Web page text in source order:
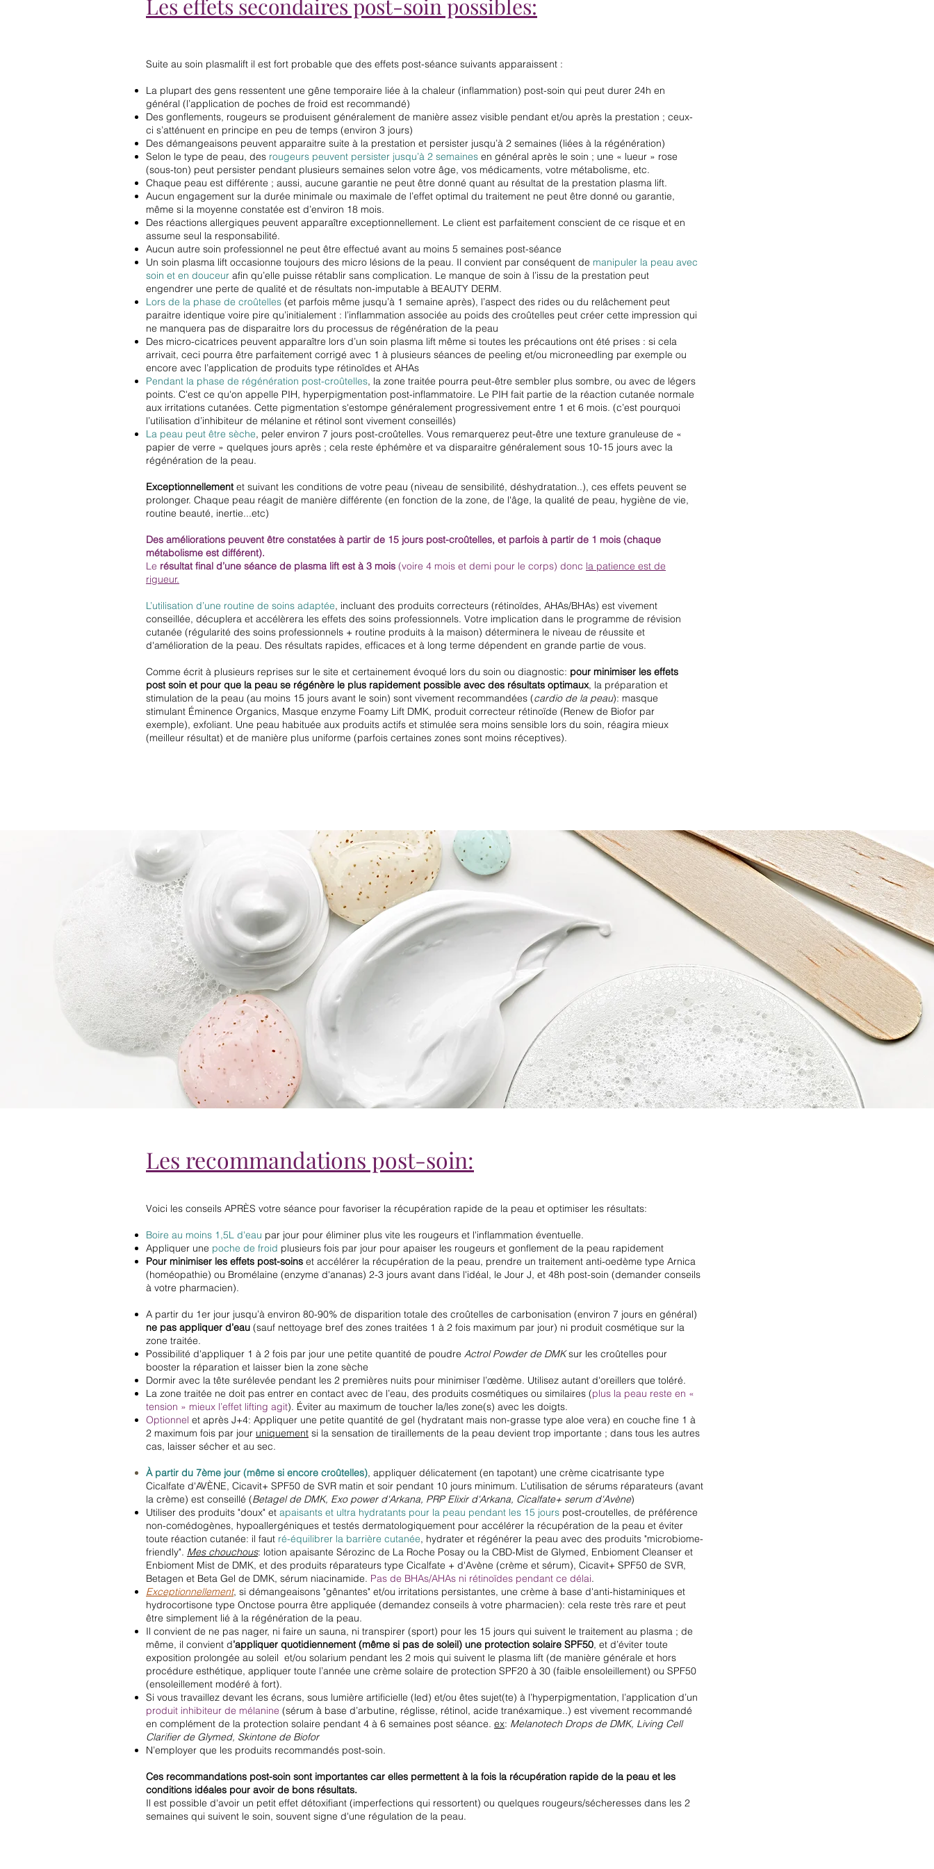
Les effets secondaires post-soin possibles:
Suite au soin plasmalift il est fort probable que des effets post-séance suivants apparaissent :
La plupart des gens ressentent une gêne temporaire liée à la chaleur (inflammation) post-soin qui peut durer 24h en
général (l’application de poches de froid est recommandé)
Des gonflements, rougeurs se produisent généralement de manière assez visible pendant et/ou après la prestation ; ceux-
ci s’atténuent en principe en peu de temps (environ 3 jours)
Des démangeaisons peuvent apparaitre suite à la prestation et persister jusqu’à 2 semaines (liées à la régénération)
Selon le type de peau, des rougeurs peuvent persister jusqu’à 2 semaines en général après le soin ; une « lueur » rose
(sous-ton) peut persister pendant plusieurs semaines selon votre âge, vos médicaments, votre métabolisme, etc.
Chaque peau est différente ; aussi, aucune garantie ne peut être donné quant au résultat de la prestation plasma lift.
Aucun engagement sur la durée minimale ou maximale de l’effet optimal du traitement ne peut être donné ou garantie,
même si la moyenne constatée est d’environ 18 mois.
Des réactions allergiques peuvent apparaître exceptionnellement. Le client est parfaitement conscient de ce risque et en
assume seul la responsabilité.
Aucun autre soin professionnel ne peut être effectué avant au moins 5 semaines post-séance
Un soin plasma lift occasionne toujours des micro lésions de la peau. Il convient par conséquent de manipuler la peau avec
soin et en douceur afin qu’elle puisse rétablir sans complication. Le manque de soin à l’issu de la prestation peut
engendrer une perte de qualité et de résultats non-imputable à BEAUTY DERM.
Lors de la phase de croûtelles (et parfois même jusqu’à 1 semaine après), l’aspect des rides ou du relâchement peut
paraitre identique voire pire qu’initialement : l’inflammation associée au poids des croûtelles peut créer cette impression qui
ne manquera pas de disparaitre lors du processus de régénération de la peau
Des micro-cicatrices peuvent apparaître lors d’un soin plasma lift même si toutes les précautions ont été prises : si cela
arrivait, ceci pourra être parfaitement corrigé avec 1 à plusieurs séances de peeling et/ou microneedling par exemple ou
encore avec l’application de produits type rétinoïdes et AHAs
Pendant la phase de régénération post-croûtelles, la zone traitée pourra peut-être sembler plus sombre, ou avec de légers
points. C'est ce qu'on appelle PIH, hyperpigmentation post-inflammatoire. Le PIH fait partie de la réaction cutanée normale
aux irritations cutanées. Cette pigmentation s'estompe généralement progressivement entre 1 et 6 mois. (c’est pourquoi
l’utilisation d’inhibiteur de mélanine et rétinol sont vivement conseillés)
La peau peut être sèche, peler environ 7 jours post-croûtelles. Vous remarquerez peut-être une texture granuleuse de «
papier de verre » quelques jours après ; cela reste éphémère et va disparaitre généralement sous 10-15 jours avec la
régénération de la peau.
Exceptionnellementet suivant les conditions de votre peau (niveau de sensibilité, déshydratation..), ces effets peuvent se
prolonger. Chaque peau réagit de manière différente (en fonction de la zone, de l'âge, la qualité de peau, hygiène de vie,
routine beauté, inertie...etc)
Des améliorations peuvent être constatées à partir de 15 jours post-croûtelles, et parfois à partir de 1 mois (chaque
métabolisme est différent).
Le résultat final d’une séance de plasma lift est à 3 mois (voire 4 mois et demi pour le corps) donc la patience est de
rigueur.
L’utilisation d’une routine de soins adaptée, incluant des produits correcteurs (rétinoïdes, AHAs/BHAs) est vivement
conseillée, décuplera et accélèrera les effets des soins professionnels. Votre implication dans le programme de révision
cutanée (régularité des soins professionnels + routine produits à la maison) déterminera le niveau de réussite et
d'amélioration de la peau. Des résultats rapides, efficaces et à long terme dépendent en grande partie de vous.
Comme écrit à plusieurs reprises sur le site et certainement évoqué lors du soin ou diagnostic: pour minimiser les effets
post soin et pour que la peau se régénère le plus rapidement possible avec des résultats optimaux, la préparation et
stimulation de la peau (au moins 15 jours avant le soin) sont vivement recommandées (cardio de la peau): masque
stimulant Éminence Organics, Masque enzyme Foamy Lift DMK, produit correcteur rétinoïde (Renew de Biofor par
exemple), exfoliant. Une peau habituée aux produits actifs et stimulée sera moins sensible lors du soin, réagira mieux
(meilleur résultat) et de manière plus uniforme (parfois certaines zones sont moins réceptives).
Les recommandations post-soin:
Voici les conseils APRÈS votre séance pour favoriser la récupération rapide de la peau et optimiser les résultats:
Boire au moins 1,5L d'eau par jour pour éliminer plus vite les rougeurs et l'inflammation éventuelle.
Appliquer une poche de froid plusieurs fois par jour pour apaiser les rougeurs et gonflement de la peau rapidement
Pour minimiser les effets post-soins et accélérer la récupération de la peau, prendre un traitement anti-oedème type Arnica
(homéopathie) ou Bromélaine (enzyme d'ananas) 2-3 jours avant dans l'idéal, le Jour J, et 48h post-soin (demander conseils
à votre pharmacien).
A partir du 1er jour jusqu’à environ 80-90% de disparition totale des croûtelles de carbonisation (environ 7 jours en général)
ne pas appliquer d’eau (sauf nettoyage bref des zones traitées 1 à 2 fois maximum par jour) ni produit cosmétique sur la
zone traitée.
Possibilité d'appliquer 1 à 2 fois par jour une petite quantité de poudre Actrol Powder de DMKsur les croûtelles pour
booster la réparation et laisser bien la zone sèche
Dormir avec la tête surélevée pendant les 2 premières nuits pour minimiser l’œdème. Utilisez autant d'oreillers que toléré.
La zone traitée ne doit pas entrer en contact avec de l’eau, des produits cosmétiques ou similaires (plus la peau reste en «
tension » mieux l’effet lifting agit). Éviter au maximum de toucher la/les zone(s) avec les doigts.
Optionnel et après J+4: Appliquer une petite quantité de gel (hydratant mais non-grasse type aloe vera) en couche fine 1 à
2 maximum fois par jour uniquement si la sensation de tiraillements de la peau devient trop importante ; dans tous les autres
cas, laisser sécher et au sec.
À partir du 7ème jour (même si encore croûtelles), appliquer délicatement (en tapotant) une crème cicatrisante type
Cicalfate d'AVÈNE, Cicavit+ SPF50 de SVR matin et soir pendant 10 jours minimum. L’utilisation de sérums réparateurs (avant
la crème) est conseillé (Betagel de DMK, Exo power d'Arkana, PRP Elixir d'Arkana, Cicalfate+ serum d'Avène)
Utiliser des produits "doux" et apaisants et ultra hydratants pour la peau pendant les 15 jours post-croutelles, de préférence
non-comédogènes, hypoallergéniques et testés dermatologiquement pour accélérer la récupération de la peau et éviter
toute réaction cutanée: il faut ré-équilibrer la barrière cutanée, hydrater et régénérer la peau avec des produits "microbiome-
friendly". Mes chouchous: lotion apaisante Sérozinc de La Roche Posay ou la CBD-Mist de Glymed, Enbioment Cleanser et
Enbioment Mist de DMK, et des produits réparateurs type Cicalfate + d'Avène (crème et sérum), Cicavit+ SPF50 de SVR,
Betagen et Beta Gel de DMK, sérum niacinamide. Pas de BHAs/AHAs ni rétinoïdes pendant ce délai.
Exceptionnellement, si démangeaisons "gênantes" et/ou irritations persistantes, une crème à base d'anti-histaminiques et
hydrocortisone type Onctose pourra être appliquée (demandez conseils à votre pharmacien): cela reste très rare et peut
être simplement lié à la régénération de la peau.
Il convient de ne pas nager, ni faire un sauna, ni transpirer (sport) pour les 15 jours qui suivent le traitement au plasma ; de
même, il convient d’appliquer quotidiennement (même si pas de soleil) une protection solaire SPF50, et d’éviter toute
exposition prolongée au soleil et/ou solarium pendant les 2 mois qui suivent le plasma lift (de manière générale et hors
procédure esthétique, appliquer toute l’année une crème solaire de protection SPF20 à 30 (faible ensoleillement) ou SPF50
(ensoleillement modéré à fort).
Si vous travaillez devant les écrans, sous lumière artificielle (led) et/ou êtes sujet(te) à l’hyperpigmentation, l’application d’un
produit inhibiteur de mélanine (sérum à base d’arbutine, réglisse, rétinol, acide tranéxamique..) est vivement recommandé
en complément de la protection solaire pendant 4 à 6 semaines post séance. ex: Melanotech Drops de DMK, Living Cell
Clarifier de Glymed, Skintone de Biofor
N’employer que les produits recommandés post-soin.
Ces recommandations post-soin sont importantes car elles permettent à la fois la récupération rapide de la peau et les
conditions idéales pour avoir de bons résultats.
Il est possible d'avoir un petit effet détoxifiant (imperfections qui ressortent) ou quelques rougeurs/sécheresses dans les 2
semaines qui suivent le soin, souvent signe d'une régulation de la peau.